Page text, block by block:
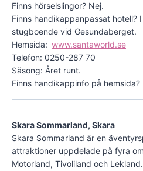
Finns hörselslingor? Nej.
Finns handikappanpassat hotell?
stugboende vid Gesundaberget.
Hemsida: www.santaworld.se
Telefon: 0250-287 70
Säsong: Året runt.
Finns handikappinfo på
Skara Sommarland, Skara
Skara Sommarland är en
attraktioner uppdelade på fyra
Motorland, Tivoliland och